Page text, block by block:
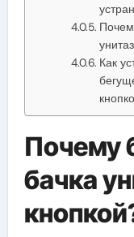
Как
Почему
бачка